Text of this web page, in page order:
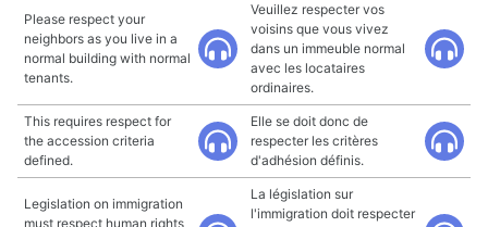
Please respect your
neighbors as you live in a
normal building with normal
tenants.
Veuillez respecter vos
voisins que vous vivez
dans un immeuble normal
avec les locataires
ordinaires.
This requires respect for
the accession criteria
defined.
Elle se doit donc de
respecter les critères
d'adhésion définis.
Legislation on immigration
must respect human rights
La législation sur
l'immigration doit respecter